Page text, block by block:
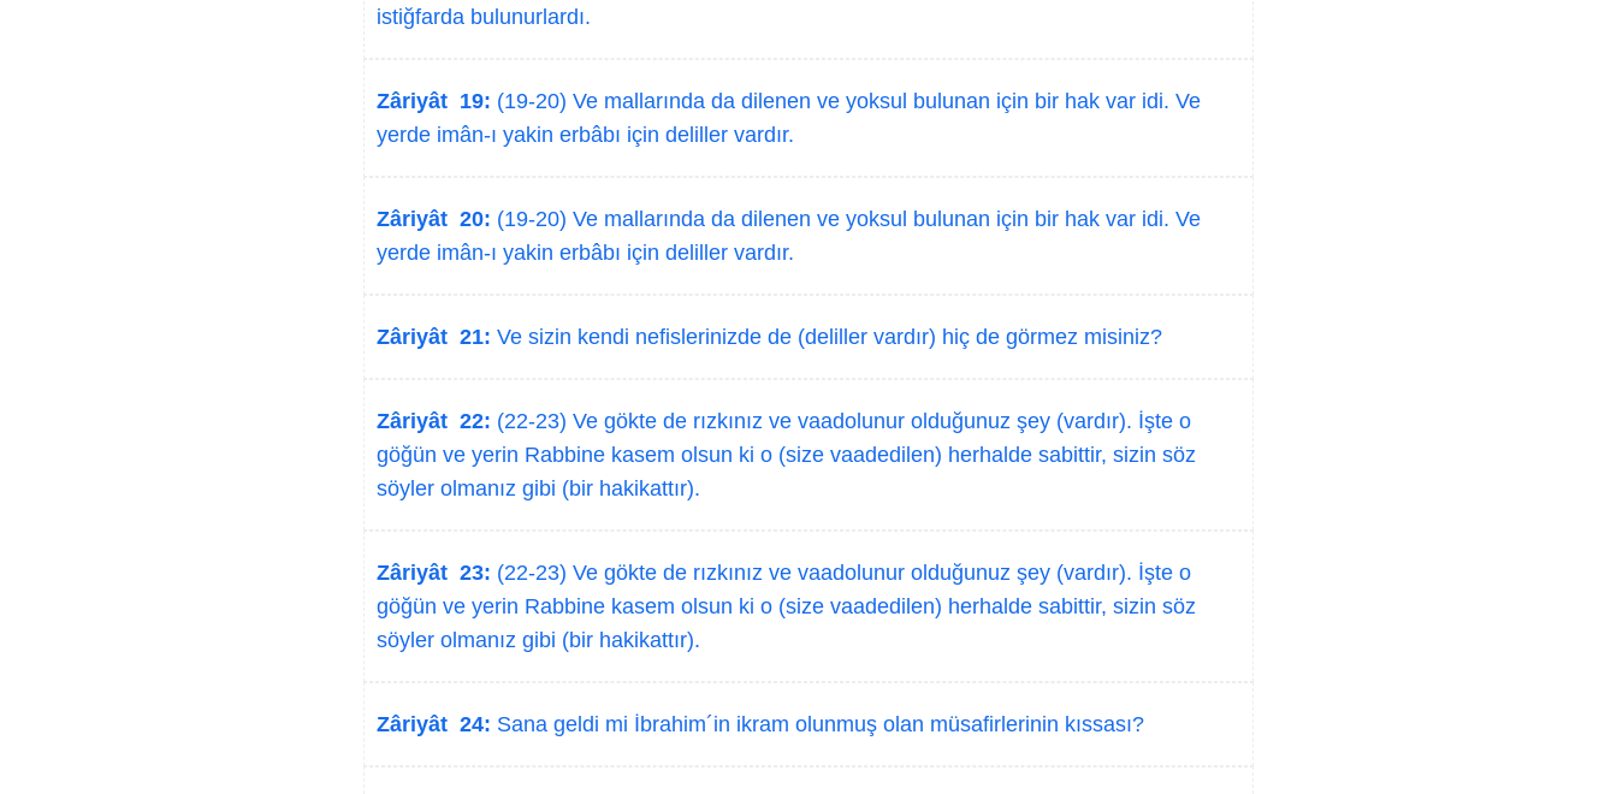
istiğfarda bulunurlardı.
Zâriyât 19: (19-20) Ve mallarında da dilenen ve yoksul bulunan için bir hak var idi. Ve
yerde imân-ı yakin erbâbı için deliller vardır.
Zâriyât 20: (19-20) Ve mallarında da dilenen ve yoksul bulunan için bir hak var idi. Ve
yerde imân-ı yakin erbâbı için deliller vardır.
Zâriyât 21: Ve sizin kendi nefislerinizde de (deliller vardır) hiç de görmez misiniz?
Zâriyât 22: (22-23) Ve gökte de rızkınız ve vaadolunur olduğunuz şey (vardır). İşte o
göğün ve yerin Rabbine kasem olsun ki o (size vaadedilen) herhalde sabittir, sizin söz
söyler olmanız gibi (bir hakikattır).
Zâriyât 23: (22-23) Ve gökte de rızkınız ve vaadolunur olduğunuz şey (vardır). İşte o
göğün ve yerin Rabbine kasem olsun ki o (size vaadedilen) herhalde sabittir, sizin söz
söyler olmanız gibi (bir hakikattır).
Zâriyât 24: Sana geldi mi İbrahim´in ikram olunmuş olan müsafirlerinin kıssası?